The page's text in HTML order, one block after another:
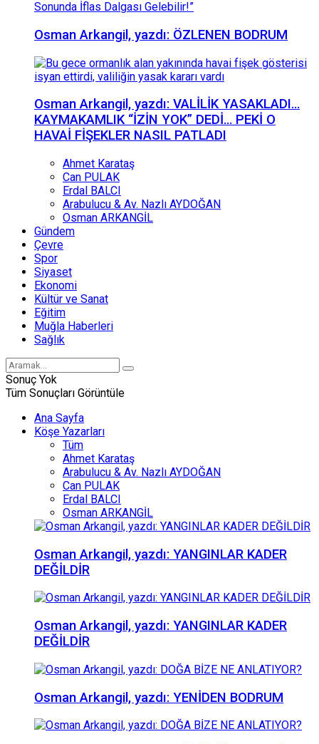
Osman Arkangil, yazdı: ÖZLENEN BODRUM
Osman Arkangil, yazdı: VALİLİK YASAKLADI…
KAYMAKAMLIK “İZİN YOK” DEDİ… PEKİ O
HAVAİ FİŞEKLER NASIL PATLADI
Ahmet Karataş
Can PULAK
Erdal BALCI
Arabulucu & Av. Nazlı AYDOĞAN
Osman ARKANGİL
Gündem
Çevre
Spor
Siyaset
Ekonomi
Kültür ve Sanat
Eğitim
Muğla Haberleri
Sağlık
Sonuç Yok
Tüm Sonuçları Görüntüle
Ana Sayfa
Köşe Yazarları
Tüm
Ahmet Karataş
Arabulucu & Av. Nazlı AYDOĞAN
Can PULAK
Erdal BALCI
Osman ARKANGİL
Osman Arkangil, yazdı: YANGINLAR KADER
DEĞİLDİR
Osman Arkangil, yazdı: YANGINLAR KADER
DEĞİLDİR
Osman Arkangil, yazdı: YENİDEN BODRUM